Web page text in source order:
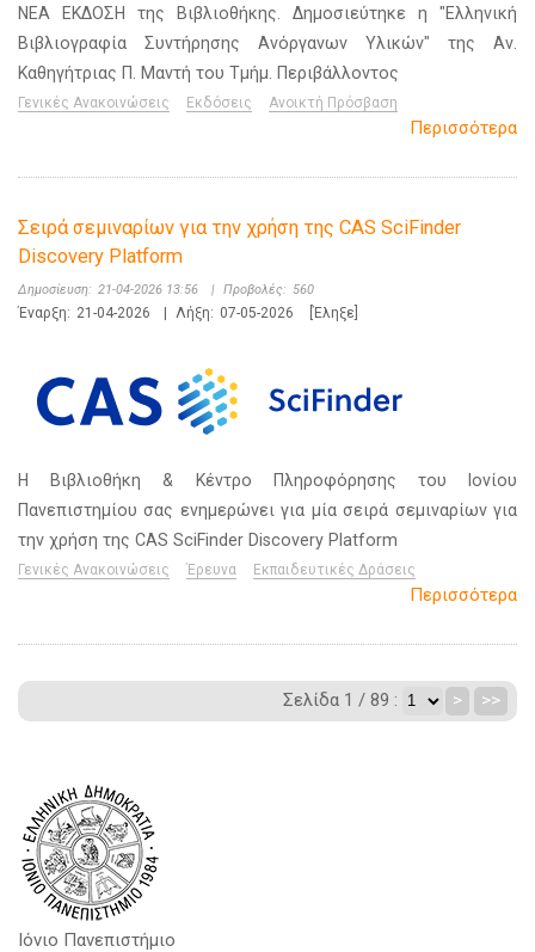
ΝΕΑ ΕΚΔΟΣΗ της Βιβλιοθήκης. Δημοσιεύτηκε η "Ελληνική
Βιβλιογραφία Συντήρησης Ανόργανων Υλικών" της Αν.
Καθηγήτριας Π. Μαντή του Τμήμ. Περιβάλλοντος
Γενικές Ανακοινώσεις Εκδόσεις Ανοικτή Πρόσβαση
Περισσότερα
Σειρά σεμιναρίων για την χρήση της CAS SciFinder
Discovery Platform
Δημοσίευση: 21-04-2026 13:56 | Προβολές: 560
Έναρξη: 21-04-2026 | Λήξη: 07-05-2026 [Έληξε]
Η Βιβλιοθήκη & Κέντρο Πληροφόρησης του Ιονίου
Πανεπιστημίου σας ενημερώνει για μία σειρά σεμιναρίων για
την χρήση της CAS SciFinder Discovery Platform
Γενικές Ανακοινώσεις Έρευνα Εκπαιδευτικές Δράσεις
Περισσότερα
Σελίδα 1 / 89 : > >>
Ιόνιο Πανεπιστήμιο